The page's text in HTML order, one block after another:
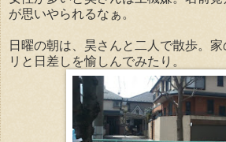
が思いやられるなぁ。
日曜の朝は、昊さんと二人で散歩。
リと日差しを愉しんでみたり。